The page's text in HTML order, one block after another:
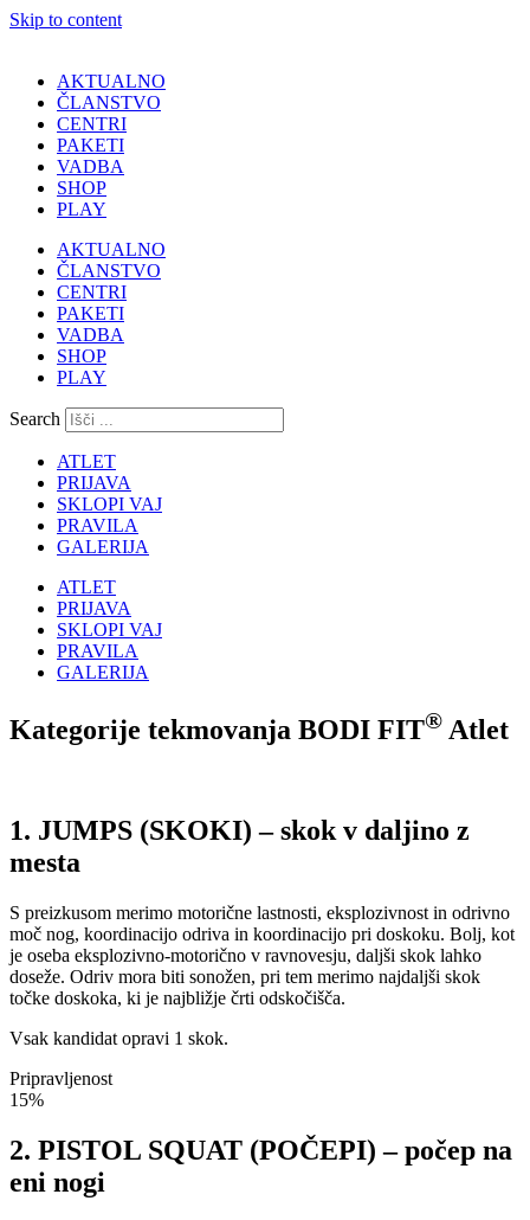
Skip to content
AKTUALNO
ČLANSTVO
CENTRI
PAKETI
VADBA
SHOP
PLAY
AKTUALNO
ČLANSTVO
CENTRI
PAKETI
VADBA
SHOP
PLAY
Search
ATLET
PRIJAVA
SKLOPI VAJ
PRAVILA
GALERIJA
ATLET
PRIJAVA
SKLOPI VAJ
PRAVILA
GALERIJA
Kategorije tekmovanja BODI FIT® Atlet
1. JUMPS (SKOKI) – skok v daljino z
mesta
S preizkusom merimo motorične lastnosti, eksplozivnost in odrivno
moč nog, koordinacijo odriva in koordinacijo pri doskoku. Bolj, kot
je oseba eksplozivno-motorično v ravnovesju, daljši skok lahko
doseže. Odriv mora biti sonožen, pri tem merimo najdaljši skok
točke doskoka, ki je najbližje črti odskočišča.
Vsak kandidat opravi 1 skok.
Pripravljenost
15%
2. PISTOL SQUAT (POČEPI) – počep na
eni nogi